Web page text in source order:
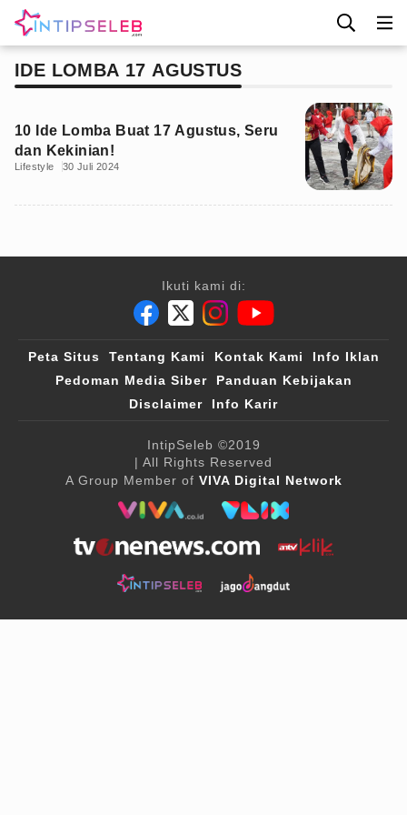
IDE LOMBA 17 AGUSTUS
10 Ide Lomba Buat 17 Agustus, Seru
dan Kekinian!
Lifestyle 30 Juli 2024
Ikuti kami di:
Peta Situs Tentang Kami Kontak Kami
Info Iklan
Pedoman Media Siber
Panduan Kebijakan
Disclaimer
Info Karir
IntipSeleb ©2019
| All Rights Reserved
A Group Member of VIVA Digital Network